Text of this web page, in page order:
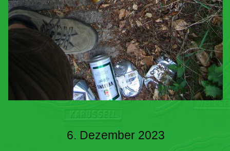
6. Dezember 2023